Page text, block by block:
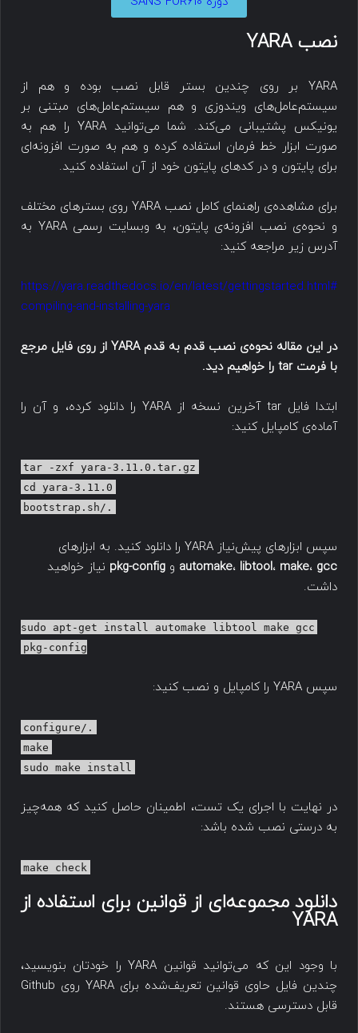
نصب YARA
YARA بر روی چندین بستر قابل نصب بوده و هم از
سیستم‌عامل‌های ویندوزی و هم سیستم‌عامل‌های مبتنی بر
یونیکس پشتیبانی می‌کند. شما می‌توانید YARA را هم به
صورت ابزار خط فرمان استفاده کرده و هم به صورت افزونه‌ای
برای پایتون و در کدهای پایتون خود از آن استفاده کنید.
برای مشاهده‌ی راهنمای کامل نصب YARA روی بسترهای مختلف
و نحوه‌ی نصب افزونه‌ی پایتون، به وبسایت رسمی YARA به
آدرس زیر مراجعه کنید:
https://yara.readthedocs.io/en/latest/gettingstarted.html#
compiling-and-installing-yara
در این مقاله نحوه‌ی نصب قدم به قدم YARA از روی فایل مرجع
با فرمت tar را خواهیم دید.
ابتدا فایل tar آخرین نسخه از YARA را دانلود کرده، و آن را
آماده‌ی کامپایل کنید:
tar -zxf yara-3.11.0.tar.gz
cd yara-3.11.0
./bootstrap.sh
سپس ابزارهای پیش‌نیاز YARA را دانلود کنید. به ابزارهای
automake، libtool، make، gcc و pkg-config نیاز خواهید
داشت.
sudo apt-get install automake libtool make gcc
pkg-config
سپس YARA را کامپایل و نصب کنید:
./configure
make
sudo make install
در نهایت با اجرای یک تست، اطمینان حاصل کنید که همه‌چیز
به درستی نصب شده باشد:
make check
دانلود مجموعه‌ای از قوانین برای استفاده از
YARA
با وجود این که می‌توانید قوانین YARA را خودتان بنویسید،
چندین فایل حاوی قوانین تعریف‌شده برای YARA روی Github
قابل دسترسی هستند.